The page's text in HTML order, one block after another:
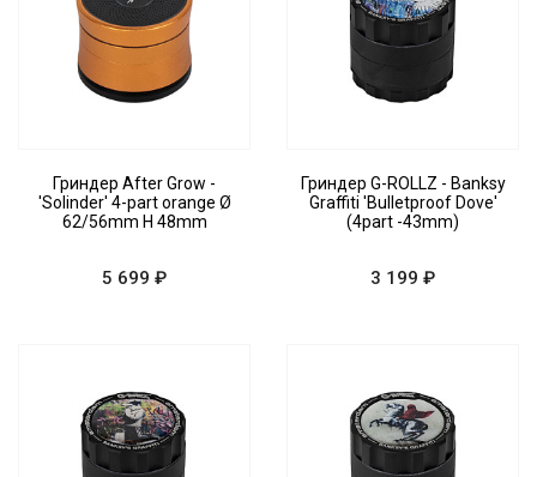
Гриндер After Grow -
'Solinder' 4-part orange Ø
62/56mm H 48mm
5 699 ₽
Гриндер G-ROLLZ - Banksy
Graffiti 'Bulletproof Dove'
(4part -43mm)
3 199 ₽